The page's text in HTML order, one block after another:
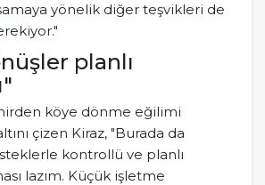
yönelik diğer teşvikleri de
planlı
köye dönme eğilimi
çizen Kiraz, "Burada da
kontrollü ve planlı
lazım. Küçük işletme